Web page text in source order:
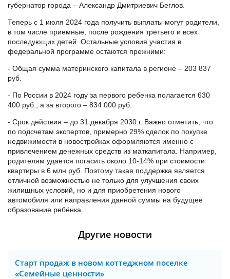
губернатор города – Александр Дмитриевич Беглов.
Теперь с 1 июля 2024 года получить выплаты могут родители,
в том числе приемные, после рождения третьего и всех
последующих детей. Остальные условия участия в
федеральной программе остаются прежними:
- Общая сумма материнского капитала в регионе – 203 837
руб.
- По России в 2024 году за первого ребенка полагается 630
400 руб., а за второго – 834 000 руб.
- Срок действия – до 31 декабря 2030 г. Важно отметить, что
по подсчетам экспертов, примерно 29% сделок по покупке
недвижимости в новостройках оформляются именно с
привлечением денежных средств из маткапитала. Например,
родителям удается погасить около 10-14% при стоимости
квартиры в 6 млн руб. Поэтому такая поддержка является
отличной возможностью не только для улучшения своих
жилищных условий, но и для приобретения нового
автомобиля или направления данной суммы на будущее
образование ребёнка.
Другие новости
Старт продаж в новом коттеджном поселке
«Семейные ценности»